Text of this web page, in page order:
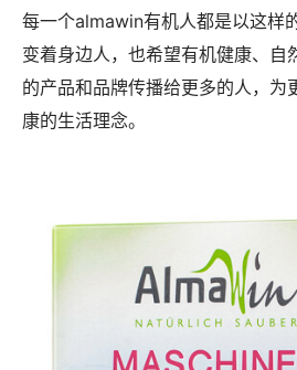
每一个almawin有机人都是以这样
变着身边人，也希望有机健康、自
的产品和品牌传播给更多的人，为
康的生活理念。